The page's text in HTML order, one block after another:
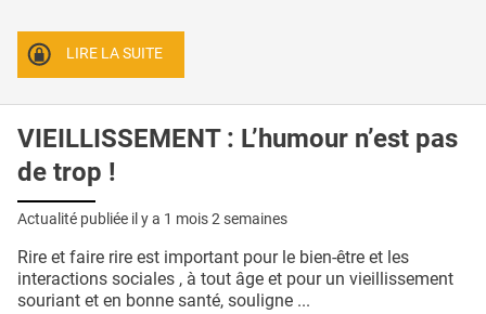
LIRE LA SUITE
VIEILLISSEMENT : L’humour n’est pas
de trop !
Actualité publiée il y a 1 mois 2 semaines
Rire et faire rire est important pour le bien-être et les
interactions sociales , à tout âge et pour un vieillissement
souriant et en bonne santé, souligne ...